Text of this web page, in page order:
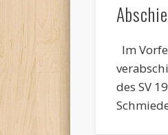
Im
des SV